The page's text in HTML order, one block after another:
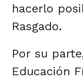
hacerlo
Rasgado.
Por su
Educación